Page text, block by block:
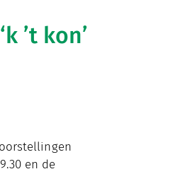
’t kon’
en de